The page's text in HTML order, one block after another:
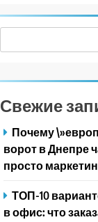
Свежие
Почему
ворот в Днепре
просто
ТОП-10
в офис: что